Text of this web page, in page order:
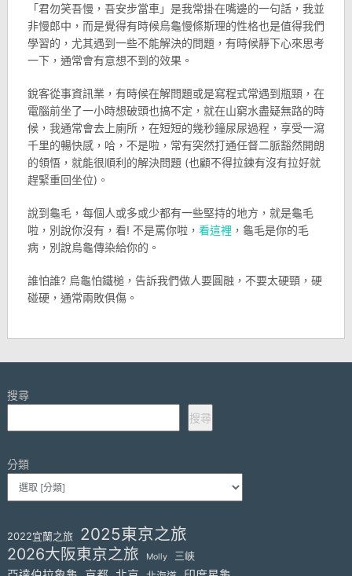
「君勿笑吾慢，吾安步當車」是我常掛在嘴邊的一句話，我並
非慢郎中，而是覺得有時候烏龜慢條斯理的性格也是值得我們
學習的，尤其遇到一些不能解決的問題，有時候靜下心來思考
一下，通常會有意想不到的效果。
銳客從事資訊業，有時候在解問題或是寫程式常遇到瓶頸，在
電腦前坐了一小時想破頭也搞不定，就在山窮水盡疑無路的時
候，我通常會去上廁所，在短短的幾秒鐘尿尿過程，享受一瀉
千里的暢快感，哈，不是啦，常有突然打通任督二脈豁然開朗
的領悟，就能很順利的解決問題 (也顧不得拉鍊有沒有拉好就
趕緊重回坐位)。
說到龜毛，每個人或多或少都有一些堅持的地方，就是龜毛
啦，別說你沒有，看! 不是罵你啦， 看這裡 ，龜毛是你的毛
病，別說烏龜傳染給你的。
誰怕誰? 烏龜怕鐵槌，告訴我們做人要圓融，不要太硬頸，硬
碰硬，通常兩敗俱傷。
搜尋
搜尋
分類
2022宜蘭之旅 2025東京之旅
2026大阪東京之旅 Molly 三峽